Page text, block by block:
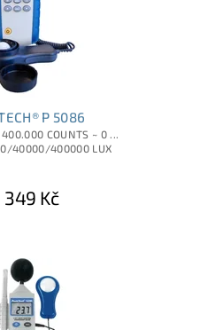
P 5086
COUNTS ~ 0 ...
40000/400000 LUX
349 Kč